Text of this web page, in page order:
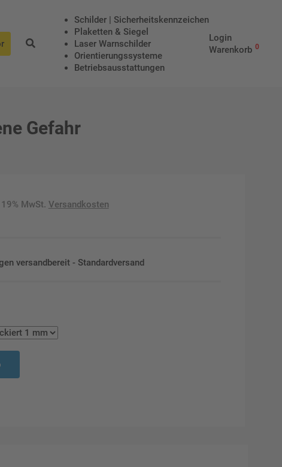
Schilder | Sicherheitskennzeichen
Plaketten & Siegel
Laser Warnschilder
Orientierungssysteme
Betriebs­aus­stattungen
Login
Warenkorb 0
Gefahr
MwSt. Versandkosten
versandbereit - Standardversand